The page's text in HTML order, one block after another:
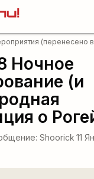
(перенесено
Ночное
(и
о
Shoorick 11